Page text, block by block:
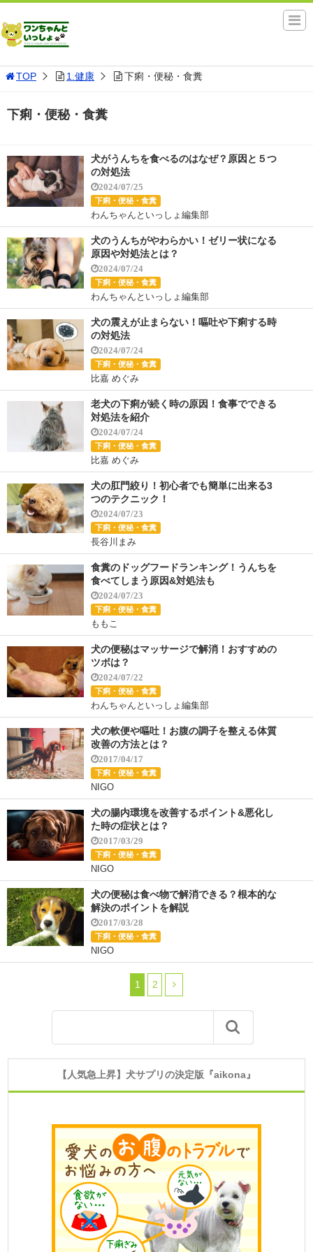
TOP 1.健康 下痢・便秘・食糞
下痢・便秘・食糞
犬がうんちを食べるのはなぜ？原因と５つ
の対処法
2024/07/25
下痢・便秘・食糞
わんちゃんといっしょ編集部
犬のうんちがやわらかい！ゼリー状になる
原因や対処法とは？
2024/07/24
下痢・便秘・食糞
わんちゃんといっしょ編集部
犬の震えが止まらない！嘔吐や下痢する時
の対処法
2024/07/24
下痢・便秘・食糞
比嘉 めぐみ
老犬の下痢が続く時の原因！食事でできる
対処法を紹介
2024/07/24
下痢・便秘・食糞
比嘉 めぐみ
犬の肛門絞り！初心者でも簡単に出来る3
つのテクニック！
2024/07/23
下痢・便秘・食糞
長谷川まみ
食糞のドッグフードランキング！うんちを
食べてしまう原因&対処法も
2024/07/23
下痢・便秘・食糞
ももこ
犬の便秘はマッサージで解消！おすすめの
ツボは？
2024/07/22
下痢・便秘・食糞
わんちゃんといっしょ編集部
犬の軟便や嘔吐！お腹の調子を整える体質
改善の方法とは？
2017/04/17
下痢・便秘・食糞
NIGO
犬の腸内環境を改善するポイント&悪化し
た時の症状とは？
2017/03/29
下痢・便秘・食糞
NIGO
犬の便秘は食べ物で解消できる？根本的な
解決のポイントを解説
2017/03/28
下痢・便秘・食糞
NIGO
1 2
【人気急上昇】犬サプリの決定版『aikona』